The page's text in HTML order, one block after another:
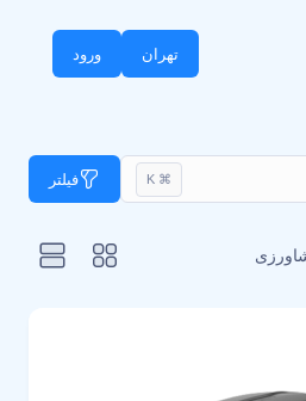
تهران ورود
⌘ K فیلتر